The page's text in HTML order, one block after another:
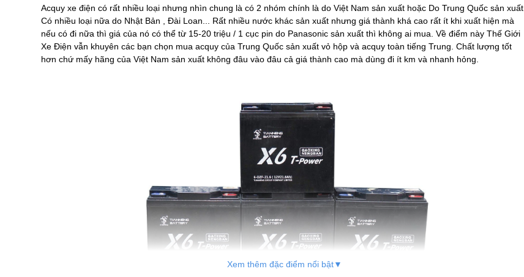
Acquy xe điện có rất nhiều loại nhưng nhìn chung là có 2 nhóm chính là do Việt Nam sản xuất hoặc Do Trung Quốc sản xuất.
Có nhiều loại nữa do Nhật Bản , Đài Loan... Rất nhiều nước khác sản xuất nhưng giá thành khá cao rất ít khi xuất hiện mà
nếu có đi nữa thì giá của nó có thể từ 15-20 triệu / 1 cục pin do Panasonic sản xuất thì không ai mua. Về điểm này Thế Giới
Xe Điện vẫn khuyên các bạn chọn mua acquy của Trung Quốc sản xuất vỏ hộp và acquy toàn tiếng Trung. Chất lượng tốt
hơn chứ mấy hãng của Việt Nam sản xuất không đâu vào đâu cả giá thành cao mà dùng đi ít km và nhanh hỏng.
Xem thêm đặc điểm nổi bật▼